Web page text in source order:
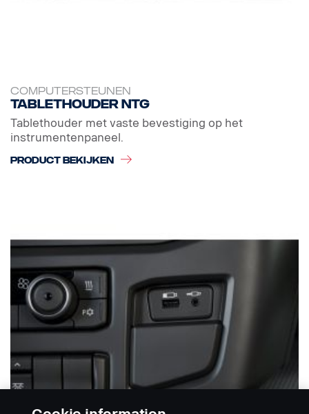
COMPUTERSTEUNEN
Tablethouder NTG
Tablethouder met vaste bevestiging op het
instrumentenpaneel.
PRODUCT BEKIJKEN